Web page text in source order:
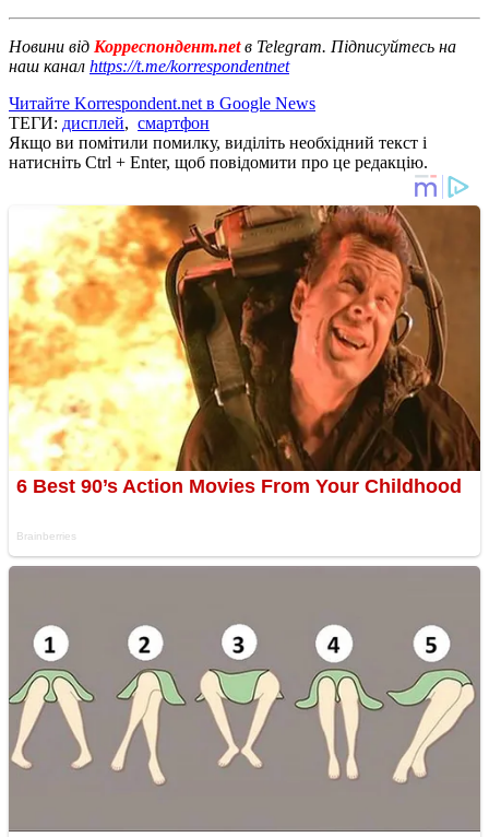
Новини від Корреспондент.netв Telegram. Підписуйтесь на
наш канал https://t.me/korrespondentnet
Читайте Korrespondent.net в Google News
ТЕГИ: дисплей, смартфон
Якщо ви помітили помилку, виділіть необхідний текст і
натисніть Ctrl + Enter, щоб повідомити про це редакцію.